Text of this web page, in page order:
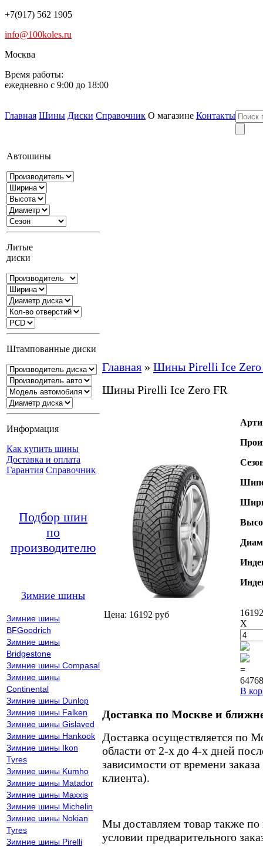
+7(917) 562 1905
info@100koles.ru
Москва
Время работы:
ежедневно с 9:00 до 18:00
Главная Шины Диски Справочник О магазине Контакты
Автошины
Литые
диски
Штампованные диски
Информация
Как купить шины
Доставка и оплата
Гарантия Справочник
Подбор шин
по
производителю
Зимние шины
Зимние шины
BFGoodrich
Зимние шины
Bridgestone
Зимние шины Compasal
Зимние шины
Continental
Зимние шины Dunlop
Зимние шины Falken
Зимние шины Gislaved
Зимние шины Hankook
Зимние шины Ikon
Tyres
Зимние шины Kumho
Зимние шины Matador
Зимние шины Maxxis
Зимние шины Michelin
Зимние шины Nokian
Tyres
Зимние шины Pirelli
Главная » Шины Pirelli Ice Zero
Шины Pirelli Ice Zero FR
Цена: 16192 руб
X
=
В
Доставка по Москве и
Доставка осуществляется по
области от 2-х до 4-х дней
зависимости от времени
клиента).
Мы доставляем товар также
условии предварительного